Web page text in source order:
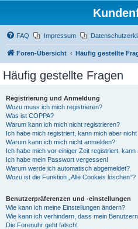
FAQ Impressum
Foren-Übersicht Häufig gestellte
Häufig gestellte Fragen
Registrierung und Anmeldung
Wozu muss ich mich registrieren?
Was ist COPPA?
Warum kann ich mich nicht registrieren?
Ich habe mich registriert, kann mich aber nicht
Warum kann ich mich nicht anmelden?
Ich habe mich vor einiger Zeit registriert,
Ich habe mein Passwort vergessen!
Warum werde ich automatisch abgemeldet?
Wozu ist die Funktion „Alle Cookies löschen“?
Benutzerpräferenzen und -einstellungen
Wie kann ich meine Einstellungen ändern?
Wie kann ich verhindern, dass mein
Die Forenuhr geht falsch!